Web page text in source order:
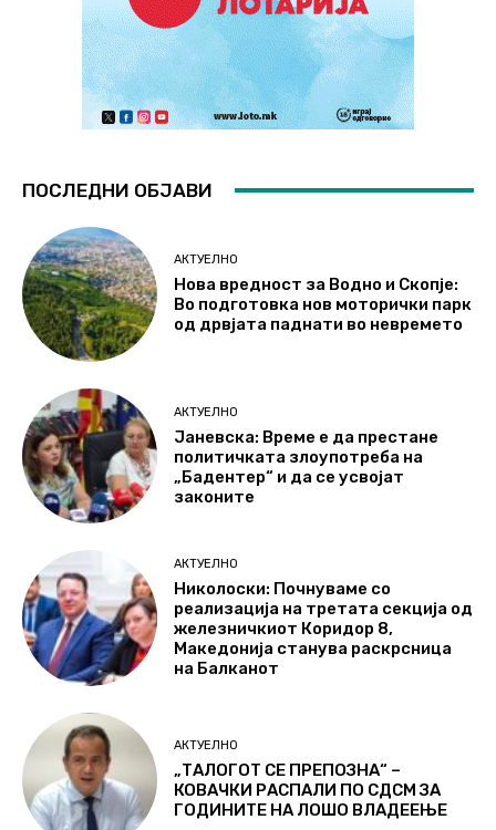
ПОСЛЕДНИ ОБЈАВИ
АКТУЕЛНО
Нова вредност за Водно и Скопје:
Во подготовка нов моторички парк
од дрвјата паднати во невремето
АКТУЕЛНО
Јаневска: Време е да престане
политичката злоупотреба на
„Бадентер“ и да се усвојат
законите
АКТУЕЛНО
Николоски: Почнуваме со
реализација на третата секција од
железничкиот Коридор 8,
Македонија станува раскрсница
на Балканот
АКТУЕЛНО
„ТАЛОГОТ СЕ ПРЕПОЗНА“ –
КОВАЧКИ РАСПАЛИ ПО СДСМ ЗА
ГОДИНИТЕ НА ЛОШО ВЛАДЕЕЊЕ